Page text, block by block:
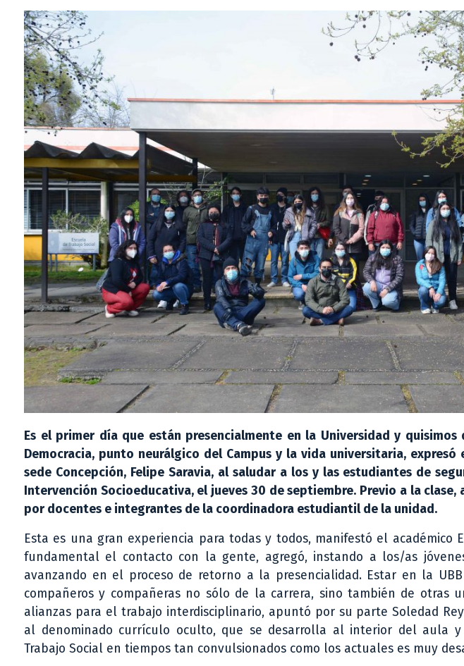
Es el primer día que están presencialmente en la Universidad y
Democracia, punto neurálgico del Campus y la vida universitaria,
sede Concepción, Felipe Saravia, al saludar a los y las estudiantes de
Intervención Socioeducativa, el jueves 30 de septiembre. Previo a la
por docentes e integrantes de la coordinadora estudiantil de la unidad.
Esta es una gran experiencia para todas y todos, manifestó el académico
fundamental el contacto con la gente, agregó, instando a los/as
avanzando en el proceso de retorno a la presencialidad. Estar en la
compañeros y compañeras no sólo de la carrera, sino también de otras
alianzas para el trabajo interdisciplinario, apuntó por su parte Soledad
al denominado currículo oculto, que se desarrolla al interior del aula
Trabajo Social en tiempos tan convulsionados como los actuales es muy